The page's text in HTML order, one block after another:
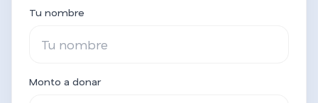
Tu nombre
Monto a donar